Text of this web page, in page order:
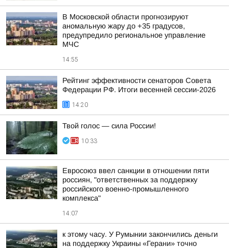
В Московской области прогнозируют
аномальную жару до +35 градусов,
предупредило региональное управление
МЧС
14:55
Рейтинг эффективности сенаторов Совета
Федерации РФ. Итоги весенней сессии-2026
14:20
Твой голос — сила России!
10:33
Евросоюз ввел санкции в отношении пяти
россиян, "ответственных за поддержку
российского военно-промышленного
комплекса"
14:07
к этому часу. У Румынии закончились деньги
на поддержку Украины «Герани» точно